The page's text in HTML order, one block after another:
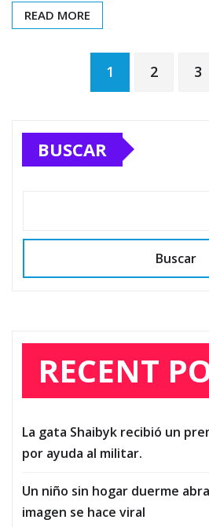
READ MORE
pagination
1 2 3
BUSCAR
Buscar
RECENT
La gata Shaibyk recibió un
por ayuda al militar.
Un niño sin hogar duerme
imagen se hace viral